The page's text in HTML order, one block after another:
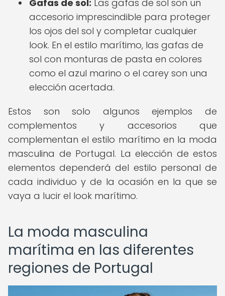
Gafas de sol: Las gafas de sol son un
accesorio imprescindible para proteger
los ojos del sol y completar cualquier
look. En el estilo marítimo, las gafas de
sol con monturas de pasta en colores
como el azul marino o el carey son una
elección acertada.
Estos son solo algunos ejemplos de
complementos y accesorios que
complementan el estilo marítimo en la moda
masculina de Portugal. La elección de estos
elementos dependerá del estilo personal de
cada individuo y de la ocasión en la que se
vaya a lucir el look marítimo.
La moda masculina
marítima en las diferentes
regiones de Portugal